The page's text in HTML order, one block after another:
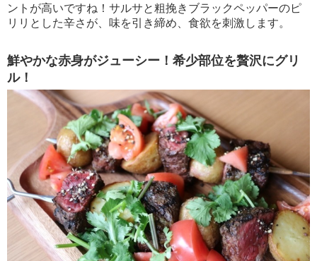
ントが高いですね！サルサと粗挽きブラックペッパーのピ
リリとした辛さが、味を引き締め、食欲を刺激します。
鮮やかな赤身がジューシー！希少部位を贅沢にグリ
ル！